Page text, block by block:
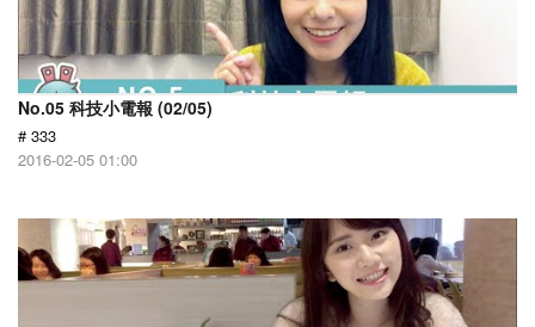
No.05 科技小電報 (02/05)
# 333
2016-02-05 01:00